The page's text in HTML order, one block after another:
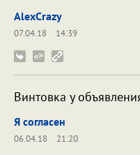
AlexCrazy
07.04.18
14:39
Винтовка у
Я согласен
06.04.18
21:20